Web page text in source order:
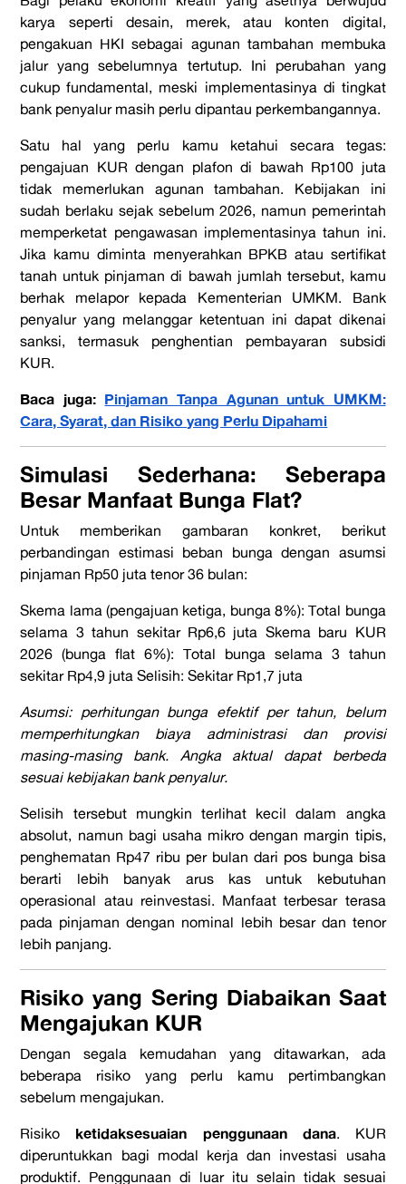
karya seperti desain, merek, atau konten digital,
pengakuan HKI sebagai agunan tambahan membuka
jalur yang sebelumnya tertutup. Ini perubahan yang
cukup fundamental, meski implementasinya di tingkat
bank penyalur masih perlu dipantau perkembangannya.
Satu hal yang perlu kamu ketahui secara tegas:
pengajuan KUR dengan plafon di bawah Rp100 juta
tidak memerlukan agunan tambahan. Kebijakan ini
sudah berlaku sejak sebelum 2026, namun pemerintah
memperketat pengawasan implementasinya tahun ini.
Jika kamu diminta menyerahkan BPKB atau sertifikat
tanah untuk pinjaman di bawah jumlah tersebut, kamu
berhak melapor kepada Kementerian UMKM. Bank
penyalur yang melanggar ketentuan ini dapat dikenai
sanksi, termasuk penghentian pembayaran subsidi
KUR.
Baca juga: Pinjaman Tanpa Agunan untuk UMKM:
Cara, Syarat, dan Risiko yang Perlu Dipahami
Simulasi Sederhana: Seberapa
Besar Manfaat Bunga Flat?
Untuk memberikan gambaran konkret, berikut
perbandingan estimasi beban bunga dengan asumsi
pinjaman Rp50 juta tenor 36 bulan:
Skema lama (pengajuan ketiga, bunga 8%): Total bunga
selama 3 tahun sekitar Rp6,6 juta Skema baru KUR
2026 (bunga flat 6%): Total bunga selama 3 tahun
sekitar Rp4,9 juta Selisih: Sekitar Rp1,7 juta
Asumsi: perhitungan bunga efektif per tahun, belum
memperhitungkan biaya administrasi dan provisi
masing-masing bank. Angka aktual dapat berbeda
sesuai kebijakan bank penyalur.
Selisih tersebut mungkin terlihat kecil dalam angka
absolut, namun bagi usaha mikro dengan margin tipis,
penghematan Rp47 ribu per bulan dari pos bunga bisa
berarti lebih banyak arus kas untuk kebutuhan
operasional atau reinvestasi. Manfaat terbesar terasa
pada pinjaman dengan nominal lebih besar dan tenor
lebih panjang.
Risiko yang Sering Diabaikan Saat
Mengajukan KUR
Dengan segala kemudahan yang ditawarkan, ada
beberapa risiko yang perlu kamu pertimbangkan
sebelum mengajukan.
Risiko ketidaksesuaian penggunaan dana. KUR
diperuntukkan bagi modal kerja dan investasi usaha
produktif. Penggunaan di luar itu selain tidak sesuai